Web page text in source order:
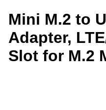
Mini M.2 to
Adapter,
Slot for M.2